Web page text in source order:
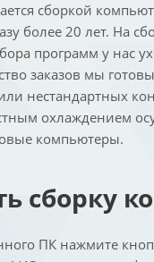
сборкой
более 20 лет. На
программ у нас
заказов мы
нестандартных
охлаждением
компьютеры.
сборку
ПК нажмите